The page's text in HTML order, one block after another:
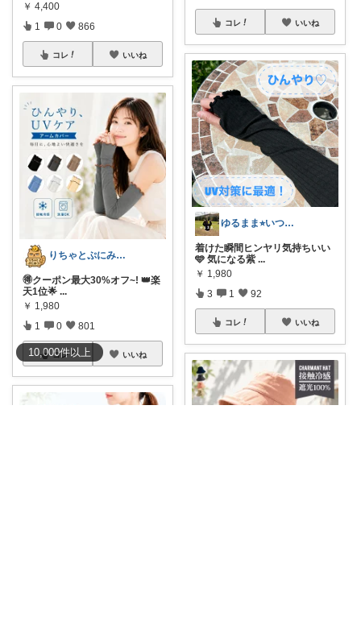
10,000件以上
￥ 4,400
1 0 866
コレ いいね
​りちゃとぷにみつ💎
🉐クーポン最大30%オフ~! 👑楽
天1位🌟 ...
￥ 1,980
1 0 801
コレ いいね
コレ いいね
ゆるまま⭐︎いつもありがとうございます✨
着けた瞬間ヒンヤリ気持ちいい
🩵 気になる紫 ...
￥ 1,980
3 1 92
コレ いいね